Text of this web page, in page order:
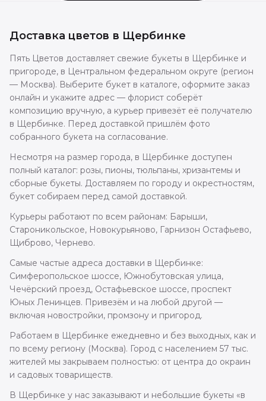
Доставка цветов в Щербинке
Пять Цветов доставляет свежие букеты в Щербинке и
пригороде, в Центральном федеральном округе (регион
— Москва). Выберите букет в каталоге, оформите заказ
онлайн и укажите адрес — флорист соберёт
композицию вручную, а курьер привезёт её получателю
в Щербинке. Перед доставкой пришлём фото
собранного букета на согласование.
Несмотря на размер города, в Щербинке доступен
полный каталог: розы, пионы, тюльпаны, хризантемы и
сборные букеты. Доставляем по городу и окрестностям,
букет собираем перед самой доставкой.
Курьеры работают по всем районам: Барыши,
Староникольское, Новокурьяново, Гарнизон Остафьево,
Щиброво, Чернево.
Самые частые адреса доставки в Щербинке:
Симферопольское шоссе, Южнобутовская улица,
Чечёрский проезд, Остафьевское шоссе, проспект
Юных Ленинцев. Привезём и на любой другой —
включая новостройки, промзону и пригород.
Работаем в Щербинке ежедневно и без выходных, как и
по всему региону (Москва). Город с населением 57 тыс.
жителей мы закрываем полностью: от центра до окраин
и садовых товариществ.
В Щербинке у нас заказывают и небольшие букеты «в